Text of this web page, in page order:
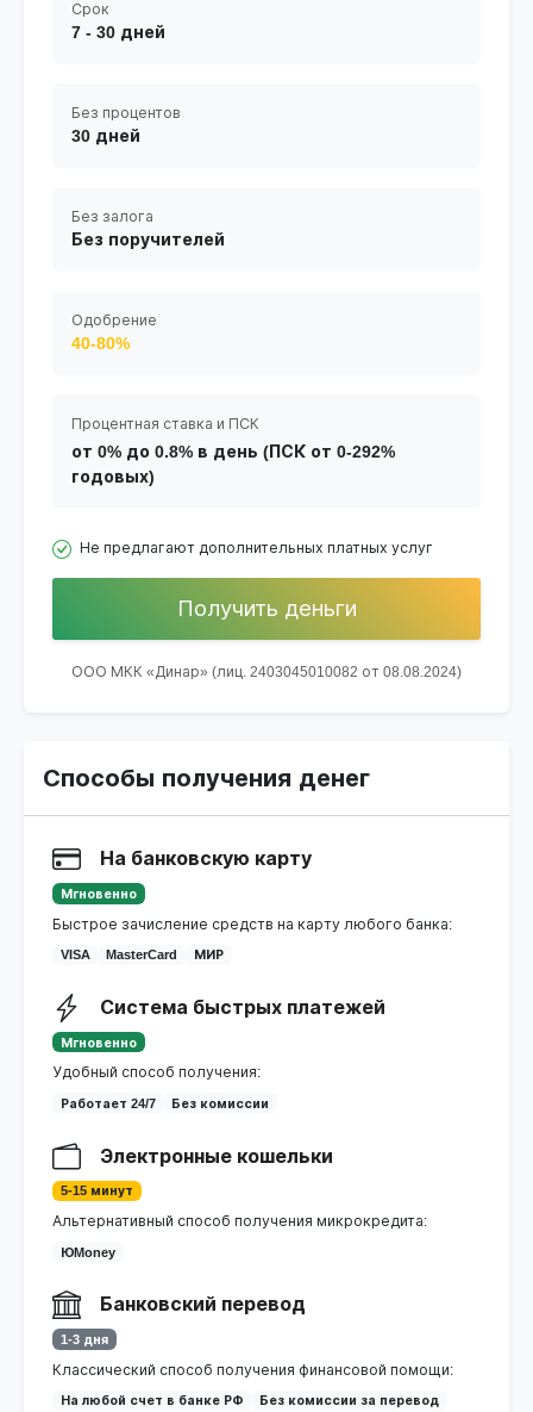
Срок
7 - 30 дней
Без процентов
30 дней
Без залога
Без поручителей
Одобрение
40-80%
Процентная ставка и ПСК
от 0% до 0.8% в день (ПСК от 0-292%
годовых)
Не предлагают дополнительных платных услуг
Получить деньги
ООО МКК «Динар» (лиц. 2403045010082 от 08.08.2024)
Способы получения денег
На банковскую карту
Мгновенно
Быстрое зачисление средств на карту любого банка:
VISA MasterCard МИР
Система быстрых платежей
Мгновенно
Удобный способ получения:
Работает 24/7 Без комиссии
Электронные кошельки
5-15 минут
Альтернативный способ получения микрокредита:
ЮMoney
Банковский перевод
1-3 дня
Классический способ получения финансовой помощи:
На любой счет в банке РФ Без комиссии за перевод